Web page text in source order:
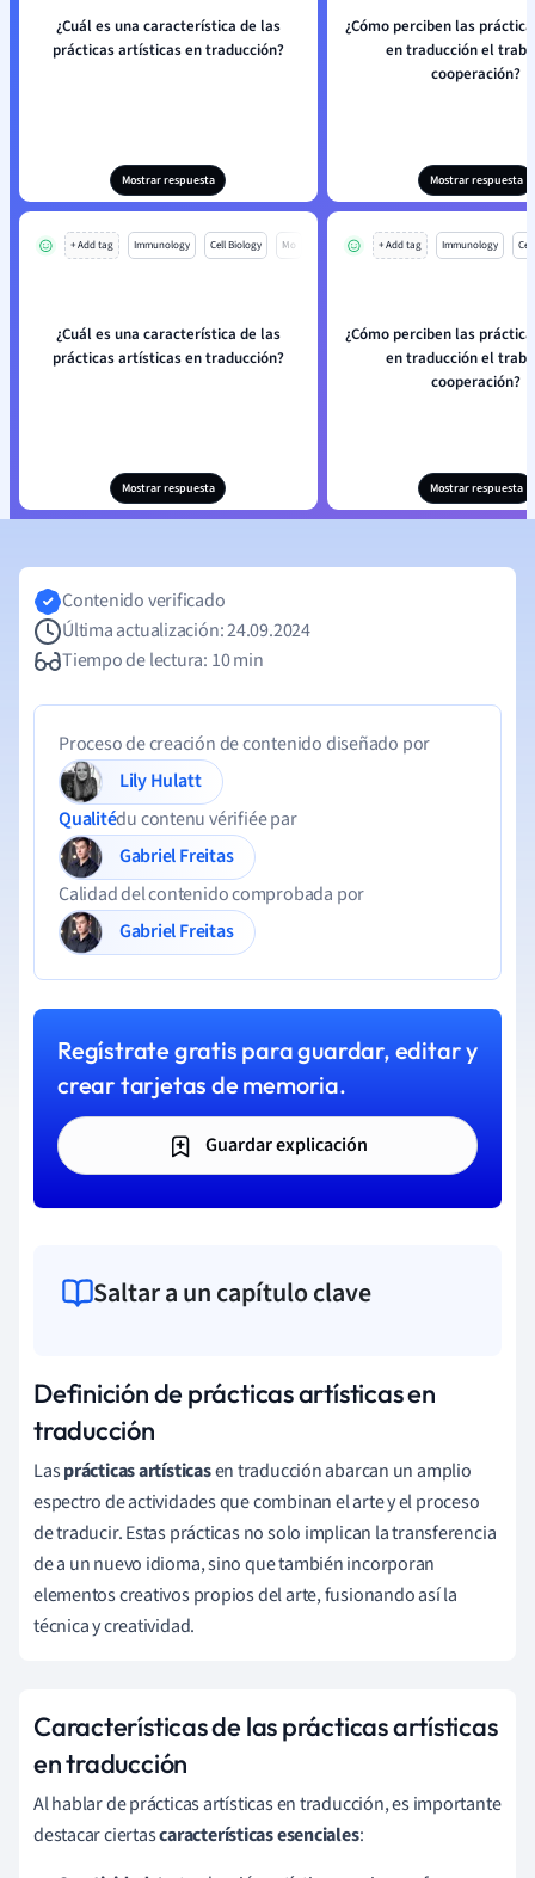
¿Cuál es una característica de las
prácticas artísticas en traducción?
Mostrar respuesta
¿Cómo perciben las
en traducción el
cooperación?
Mostrar respuesta
+ Add tag Immunology Cell Biology Mo
¿Cuál es una característica de las
prácticas artísticas en traducción?
Mostrar respuesta
+ Add tag Immunology
¿Cómo perciben las
en traducción el
cooperación?
Mostrar respuesta
Contenido verificado
Última actualización: 24.09.2024
Tiempo de lectura: 10 min
Proceso de creación de contenido diseñado por
Lily Hulatt
Qualitédu contenu vérifiée par
Gabriel Freitas
Calidad del contenido comprobada por
Gabriel Freitas
Regístrate gratis para guardar, editar y
crear tarjetas de memoria.
Guardar explicación
Saltar a un capítulo clave
Definición de prácticas artísticas en
traducción
Lasprácticas artísticasen traducción abarcan un amplio
espectro de actividades que combinan el arte y el proceso
de traducir. Estas prácticas no solo implican la transferencia
de a un nuevo idioma, sino que también incorporan
elementos creativos propios del arte, fusionando así la
técnica y creatividad.
Características de las prácticas artísticas
en traducción
Al hablar de prácticas artísticas en traducción, es importante
destacar ciertascaracterísticas esenciales: